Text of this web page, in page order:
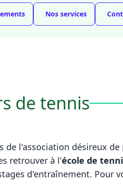
Nos services
de tennis
l'association désireux de
retrouver à l'école de
d'entraînement. Pour